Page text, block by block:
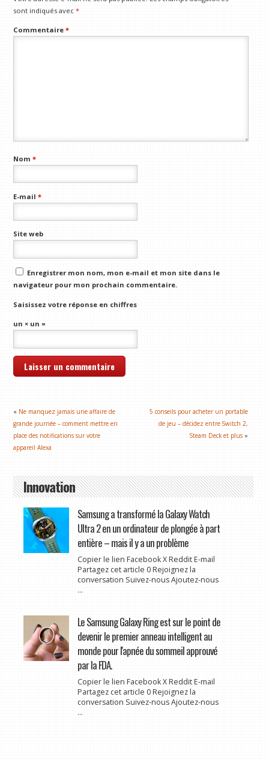
sont indiqués avec*
Commentaire*
Nom*
E-mail*
Site web
Enregistrer mon nom, mon e-mail et mon site dans le
navigateur pour mon prochain commentaire.
Saisissez votre réponse en chiffres
un × un =
« Ne manquez jamais une affaire de
grande journée – comment mettre en
place des notifications sur votre
appareil Alexa
5 conseils pour acheter un portable
de jeu – décidez entre Switch 2,
Steam Deck et plus »
Innovation
Samsung a transformé la Galaxy Watch
Ultra 2 en un ordinateur de plongée à part
entière – mais il y a un problème
Copier le lien Facebook X Reddit E-mail
Partagez cet article 0 Rejoignez la
conversation Suivez-nous Ajoutez-nous
...
Le Samsung Galaxy Ring est sur le point de
devenir le premier anneau intelligent au
monde pour l'apnée du sommeil approuvé
par la FDA.
Copier le lien Facebook X Reddit E-mail
Partagez cet article 0 Rejoignez la
conversation Suivez-nous Ajoutez-nous
...